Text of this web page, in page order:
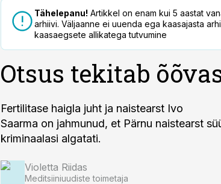
Tähelepanu! Artikkel on enam kui 5 aastat
arhiivi. Väljaanne ei uuenda ega kaasajasta
kaasaegsete allikatega tutvumine
Otsus tekitab
Fertilitase haigla juht ja naistearst Ivo
Saarma on jahmunud, et Pärnu naistearst
kriminaalasi algatati.
Violetta Riidas
Meditsiiniuudiste toimetaja